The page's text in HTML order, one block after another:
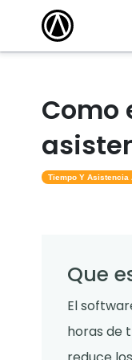
Como
Tiempo Y Asistencia
Que
El
horas de